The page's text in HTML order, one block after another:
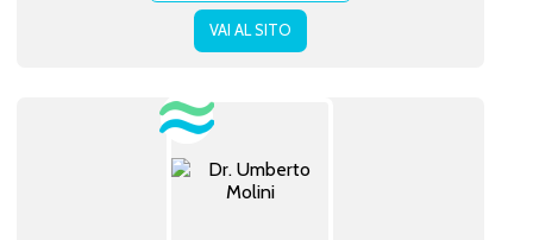
VAI AL SITO